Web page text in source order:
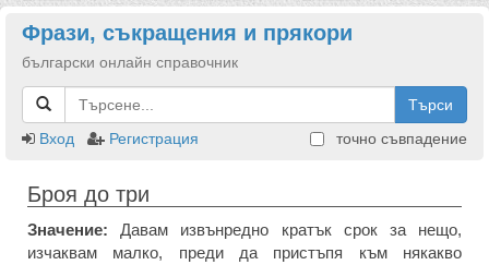
Фрази, съкращения и прякори
български онлайн справочник
Търси
Вход
Регистрация точно съвпадение
Броя до три
Значение: Давам извънредно кратък срок за нещо,
изчаквам малко, преди да пристъпя към някакво